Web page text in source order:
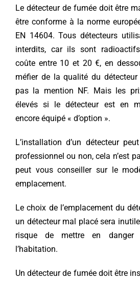
Le détecteur de fumée doit être
être conforme à la norme
EN 14604. Tous détecteurs
interdits, car ils sont
coûte entre 10 et 20 €, en
méfier de la qualité du
pas la mention NF. Mais les
élevés si le détecteur est en
encore équipé « d’option ».
L’installation d’un détecteur
professionnel ou non, cela n’est
peut vous conseiller sur le
emplacement.
Le choix de l’emplacement du
un détecteur mal placé sera
risque de mettre en danger
l’habitation.
Un détecteur de fumée doit être